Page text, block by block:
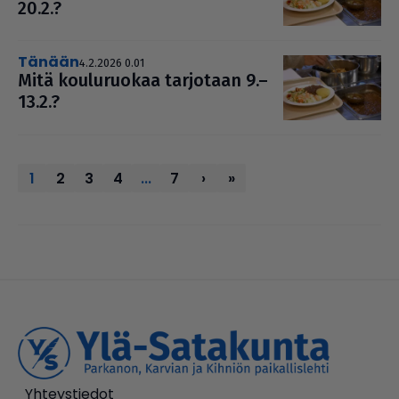
20.2.?
Tänään4.2.2026 0.01
Mitä kou­lu­ruo­kaa tarjotaan 9.–
13.2.?
1 2 3 4 ... 7 › »
Yhteystiedot